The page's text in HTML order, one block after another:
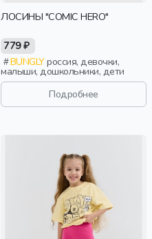
ЛОСИНЫ "COMIC HERO"
779 ₽
BUNGLYроссия, девочки,
малыши, дошкольники, дети
Подробнее